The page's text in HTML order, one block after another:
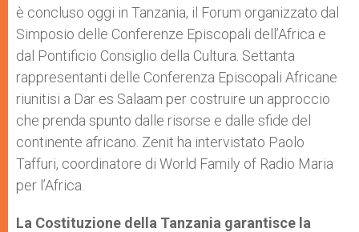
è concluso oggi in Tanzania, il Forum organizzato dal
Simposio delle Conferenze Episcopali dell’Africa e
dal Pontificio Consiglio della Cultura. Settanta
rappresentanti delle Conferenza Episcopali Africane
riunitisi a Dar es Salaam per costruire un approccio
che prenda spunto dalle risorse e dalle sfide del
continente africano. Zenit ha intervistato Paolo
Taffuri, coordinatore di World Family of Radio Maria
per l’Africa.
La Costituzione della Tanzania garantisce la